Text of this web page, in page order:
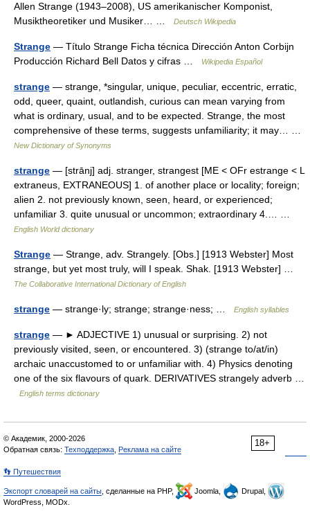
Allen Strange (1943–2008), US amerikanischer Komponist,
Musiktheoretiker und Musiker… …
Deutsch Wikipedia
Strange — Título Strange Ficha técnica Dirección Anton Corbijn
Producción Richard Bell Datos y cifras …
Wikipedia Español
strange — strange, *singular, unique, peculiar, eccentric, erratic,
odd, queer, quaint, outlandish, curious can mean varying from
what is ordinary, usual, and to be expected. Strange, the most
comprehensive of these terms, suggests unfamiliarity; it may… …
New Dictionary of Synonyms
strange — [strānj] adj. stranger, strangest [ME < OFr estrange < L
extraneus, EXTRANEOUS] 1. of another place or locality; foreign;
alien 2. not previously known, seen, heard, or experienced;
unfamiliar 3. quite unusual or uncommon; extraordinary 4.… …
English World dictionary
Strange — Strange, adv. Strangely. [Obs.] [1913 Webster] Most
strange, but yet most truly, will I speak. Shak. [1913 Webster] …
The Collaborative International Dictionary of English
strange — strange·ly; strange; strange·ness; … English syllables
strange — ► ADJECTIVE 1) unusual or surprising. 2) not
previously visited, seen, or encountered. 3) (strange to/at/in)
archaic unaccustomed to or unfamiliar with. 4) Physics denoting
one of the six flavours of quark. DERIVATIVES strangely adverb …
English terms dictionary
18+
© Академик, 2000-2026
Обратная связь: Техподдержка Реклама на сайте
👣 Путешествия
Экспорт словарей на сайты , сделанные на PHP, Joomla,
Drupal,
WordPress, MODx.